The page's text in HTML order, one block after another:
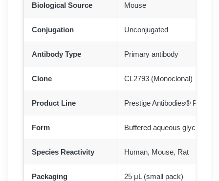
Biological Source Mouse
Conjugation Unconjugated
Antibody Type Primary antibody
Clone CL2793 (Monoclonal)
Product Line Prestige Antibodies®
Form Buffered aqueous glycerol
Species Reactivity Human, Mouse, Rat
Packaging 25 μL (small pack)